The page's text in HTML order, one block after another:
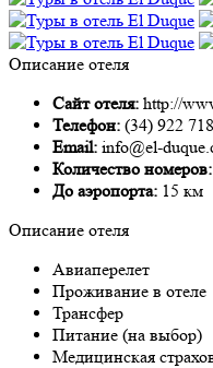
Описание отеля
Сайт отеля: http://
Телефон: (34) 922
Email: info@el-
Количество номеров:
До аэропорта: 15 км
Описание отеля
Авиаперелет
Проживание в отеле
Трансфер
Питание (на выбор)
Медицинская